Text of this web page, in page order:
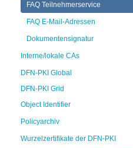
FAQ Teilnehmerservice
FAQ E-Mail-Adressen
Dokumentensignatur
Interne/lokale CAs
DFN-PKI Global
DFN-PKI Grid
Object Identifier
Policyarchiv
Wurzelzertifikate der DFN-PKI